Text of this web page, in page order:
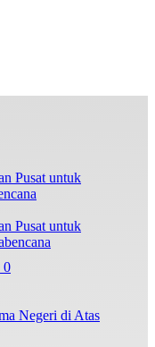
Pusat untuk
0
Negeri di Atas